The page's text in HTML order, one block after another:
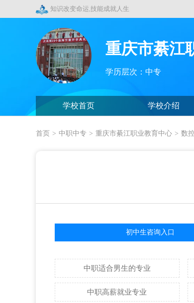
知识改变命运,技能成就人生
重庆市綦江
学历层次：中专
学校首页 学校介绍
首页 > 中职中专 > 重庆市綦江职业教育中心 > 数
初中生咨询入口
中职适合男生的专业
中职高薪就业专业